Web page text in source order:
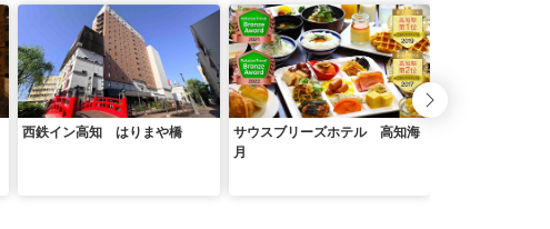
西鉄イン高知 はりまや橋
サウスブリーズホテル 高知海
月